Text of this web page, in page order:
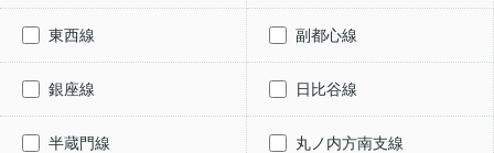
東西線 副都心線
銀座線 日比谷線
半蔵門線 丸ノ内方南支線